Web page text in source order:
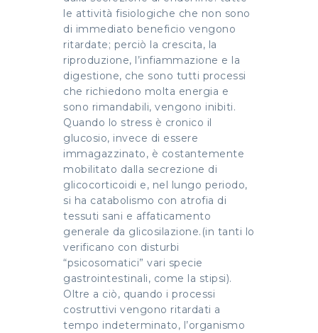
le attività fisiologiche che non sono
di immediato beneficio vengono
ritardate; perciò la crescita, la
riproduzione, l’infiammazione e la
digestione, che sono tutti processi
che richiedono molta energia e
sono rimandabili, vengono inibiti.
Quando lo stress è cronico il
glucosio, invece di essere
immagazzinato, è costantemente
mobilitato dalla secrezione di
glicocorticoidi e, nel lungo periodo,
si ha catabolismo con atrofia di
tessuti sani e affaticamento
generale da glicosilazione.(in tanti lo
verificano con disturbi
“psicosomatici” vari specie
gastrointestinali, come la stipsi).
Oltre a ciò, quando i processi
costruttivi vengono ritardati a
tempo indeterminato, l’organismo